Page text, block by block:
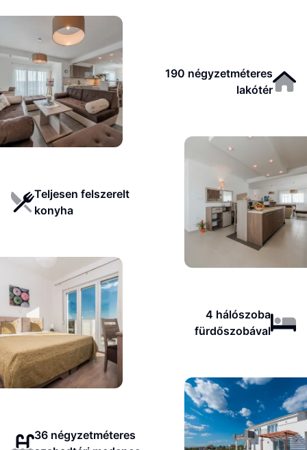
190 négyzetméteres
lakótér
Teljesen felszerelt
konyha
4 hálószoba
fürdőszobával
36 négyzetméteres